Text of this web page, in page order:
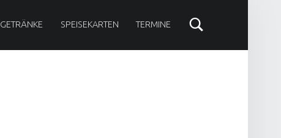
GETRÄNKE SPEISEKARTEN TERMINE